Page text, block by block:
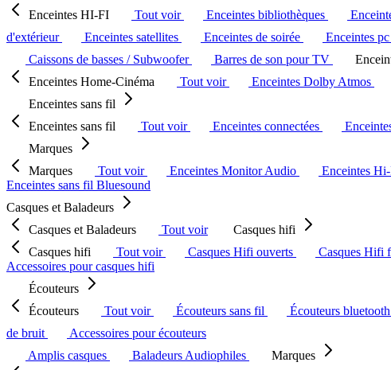
Enceintes HI-FI
Tout voir Enceintes bibliothèques
d'extérieur
Enceintes satellites Enceintes de soirée
Enceintes
Caissons de basses / Subwoofer
Barres de son pour TV
Enceintes Home-Cinéma
Tout voir Enceintes Dolby Atmos
Enceintes sans fil
Enceintes sans fil
Tout voir Enceintes connectées
Marques
Marques
Tout voir Enceintes Monitor Audio Enceintes
Enceintes sans fil Bluesound
Casques et Baladeurs
Casques et Baladeurs
Tout voir
Casques hifi
Casques hifi
Tout voir Casques Hifi ouverts Casques Hifi
Accessoires pour casques hifi
Écouteurs
Écouteurs
Tout voir Écouteurs sans fil Écouteurs bluetooth
de bruit
Accessoires pour écouteurs
Amplis casques
Baladeurs Audiophiles
Marques